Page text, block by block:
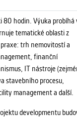
80 hodin. Výuka probíhá
tematické oblasti z
trh nemovitostí a
finanční
IT nástroje
stavebního procesu,
management a další.
developmentu